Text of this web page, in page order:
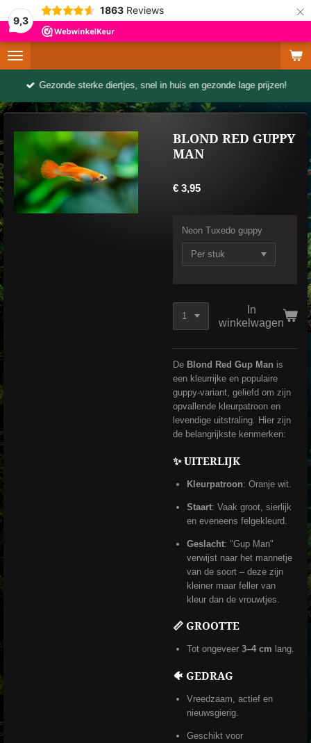
9,3
1863 Reviews ×
Gezonde sterke diertjes, snel in huis en gezonde lage prijzen!
BLOND RED GUPPY
MAN
€ 3,95
Neon Tuxedo guppy
In
winkelwagen
De Blond Red Gup Man is
een kleurrijke en populaire
guppy-variant, geliefd om zijn
opvallende kleurpatroon en
levendige uitstraling. Hier zijn
de belangrijkste kenmerken:
✨ UITERLIJK
Kleurpatroon: Oranje wit.
Staart: Vaak groot, sierlijk
en eveneens felgekleurd.
Geslacht: "Gup Man"
verwijst naar het mannetje
van de soort – deze zijn
kleiner maar feller van
kleur dan de vrouwtjes.
📏 GROOTTE
Tot ongeveer 3–4 cm lang.
🐠 GEDRAG
Vreedzaam, actief en
nieuwsgierig.
Geschikt voor